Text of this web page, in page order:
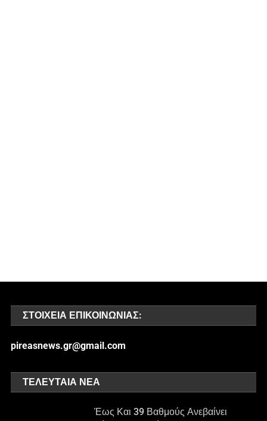
ΣΤΟΙΧΕΊΑ ΕΠΙΚΟΙΝΩΝΊΑΣ:
pireasnews.gr@gmail.com
ΤΕΛΕΥΤΑΊΑ ΝΈΑ
Έως Και 39 Βαθμούς Ανεβαίνει